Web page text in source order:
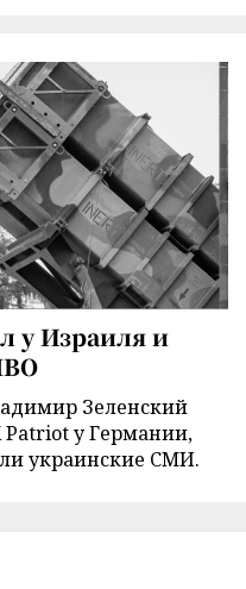
у Израиля и
Зеленский
Patriot у Германии,
украинские СМИ.